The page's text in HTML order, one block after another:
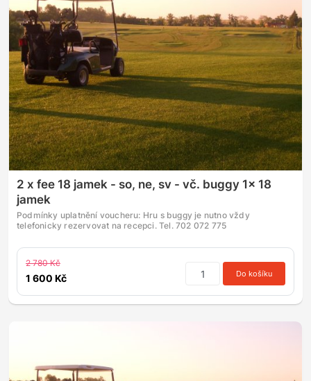
2 x fee 18 jamek - so, ne, sv - vč. buggy 1x 18
jamek
Podmínky uplatnění voucheru: Hru s buggy je nutno vždy
telefonicky rezervovat na recepci. Tel. 702 072 775
2 780 Kč
1 600 Kč Do košíku